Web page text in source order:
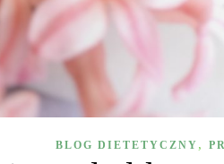
BLOG DIETETYCZNY ,